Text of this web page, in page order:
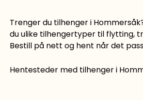
Trenger du tilhenger i
du ulike tilhengertyper til flytting,
Bestill på nett og hent når det
Hentesteder med tilhenger i